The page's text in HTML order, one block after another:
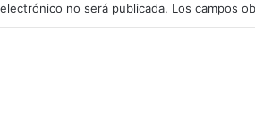
no será publicada. Los campos